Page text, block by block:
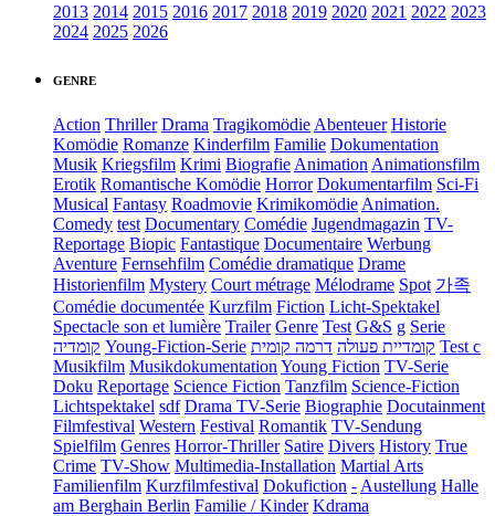
2013 2014 2015 2016 2017 2018 2019 2020 2021 2022 2023
2024 2025 2026
GENRE
Action Thriller Drama Tragikomödie Abenteuer Historie
Komödie Romanze Kinderfilm Familie Dokumentation
Musik Kriegsfilm Krimi Biografie Animation Animationsfilm
Erotik Romantische Komödie Horror Dokumentarfilm Sci-Fi
Musical Fantasy Roadmovie Krimikomödie Animation.
Comedy test Documentary Comédie Jugendmagazin TV-
Reportage Biopic Fantastique Documentaire Werbung
Aventure Fernsehfilm Comédie dramatique Drame
Historienfilm Mystery Court métrage Mélodrame Spot 가족
Comédie documentée Kurzfilm Fiction Licht-Spektakel
Spectacle son et lumière Trailer Genre Test G&S g Serie
קומדיה Young-Fiction-Serie קומדיית פעולה דרמה קומית
Test c
Musikfilm Musikdokumentation Young Fiction TV-Serie
Doku Reportage Science Fiction Tanzfilm Science-Fiction
Lichtspektakel sdf Drama TV-Serie Biographie Docutainment
Filmfestival Western Festival Romantik TV-Sendung
Spielfilm Genres Horror-Thriller Satire Divers History True
Crime TV-Show Multimedia-Installation Martial Arts
Familienfilm Kurzfilmfestival Dokufiction - Austellung Halle
am Berghain Berlin Familie / Kinder Kdrama